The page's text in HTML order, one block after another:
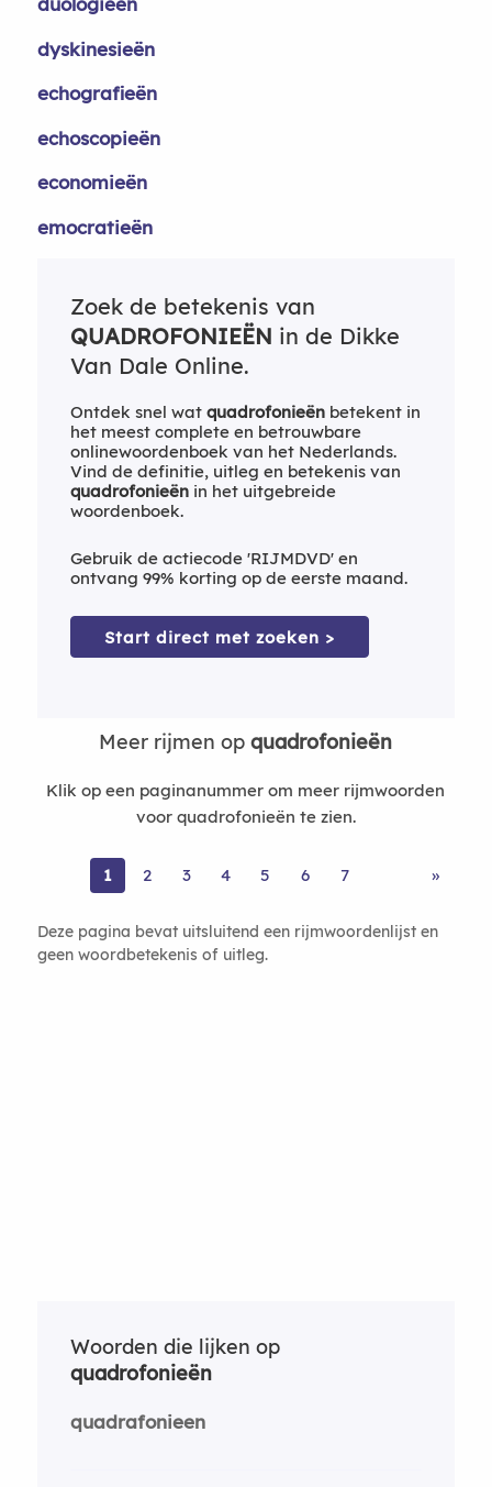
dyskinesieën
echografieën
echoscopieën
economieën
emocratieën
Zoek de betekenis van
QUADROFONIEËN in de Dikke
Van Dale Online.
Ontdek snel wat quadrofonieënbetekent in
het meest complete en betrouwbare
onlinewoordenboek van het Nederlands.
Vind de definitie, uitleg en betekenis van
quadrofonieënin het uitgebreide
woordenboek.
Gebruik de actiecode 'RIJMDVD' en
ontvang 99% korting op de eerste maand.
Start direct met zoeken >
Meer rijmen opquadrofonieën
Klik op een paginanummer om meer rijmwoorden
voor quadrofonieën te zien.
1 2 3 4 5 6 7 »
Deze pagina bevat uitsluitend een rijmwoordenlijst en
geen woordbetekenis of uitleg.
Woorden die lijken op
quadrofonieën
quadrafonieen